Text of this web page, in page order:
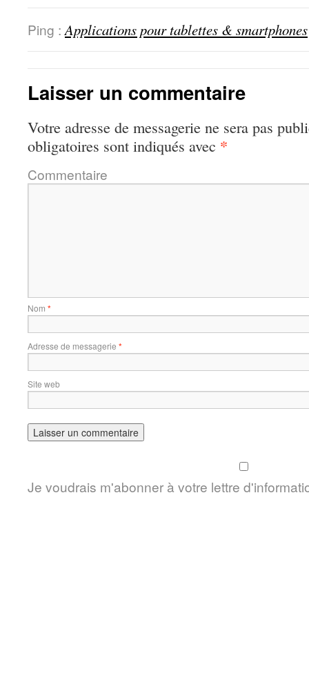
Ping : Applications pour tablettes & smartphones
Laisser un commentaire
Votre adresse de messagerie ne sera pas
obligatoires sont indiqués avec *
Commentaire
Nom *
Adresse de messagerie *
Site web
Je voudrais m'abonner à votre lettre